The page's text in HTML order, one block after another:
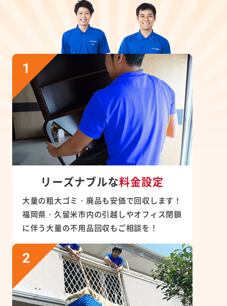
リーズナブルな料金設定
大量の粗大ゴミ・廃品も安価で回収します！
福岡県・久留米市内の引越しやオフィス閉鎖
に伴う大量の不用品回収もご相談を！